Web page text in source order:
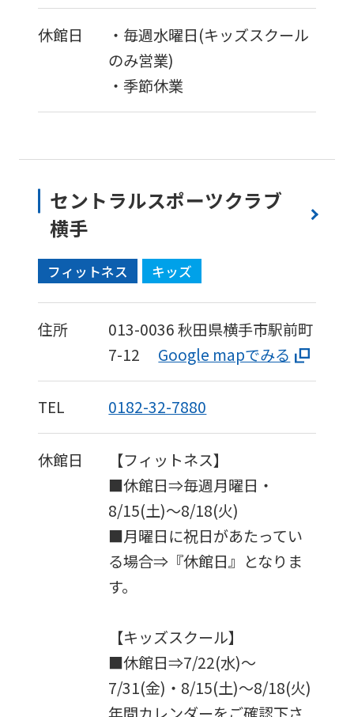
休館日
・毎週水曜日(キッズスクール
のみ営業)
・季節休業
セントラルスポーツクラブ
横手
フィットネス キッズ
住所 013-0036秋田県横手市駅前町
7-12
Google mapでみる
TEL 0182-32-7880
休館日
【フィットネス】
■休館日⇒毎週月曜日・
8/15(土)～8/18(火)
■月曜日に祝日があたってい
る場合⇒『休館日』となりま
す。
【キッズスクール】
■休館日⇒7/22(水)～
7/31(金)・8/15(土)～8/18(火)